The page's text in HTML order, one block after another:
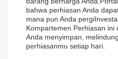
bahwa perhiasan Anda
mana pun Anda
Kompartemen Perhiasan
Anda menyimpan,
perhiasanmu setiap hari.